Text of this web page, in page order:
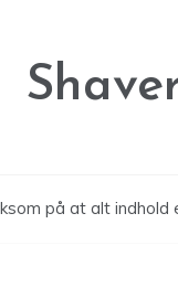
på at alt indhold